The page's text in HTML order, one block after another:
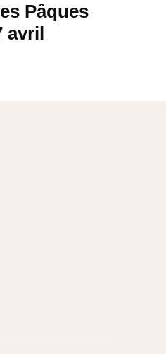
Pâques
avril